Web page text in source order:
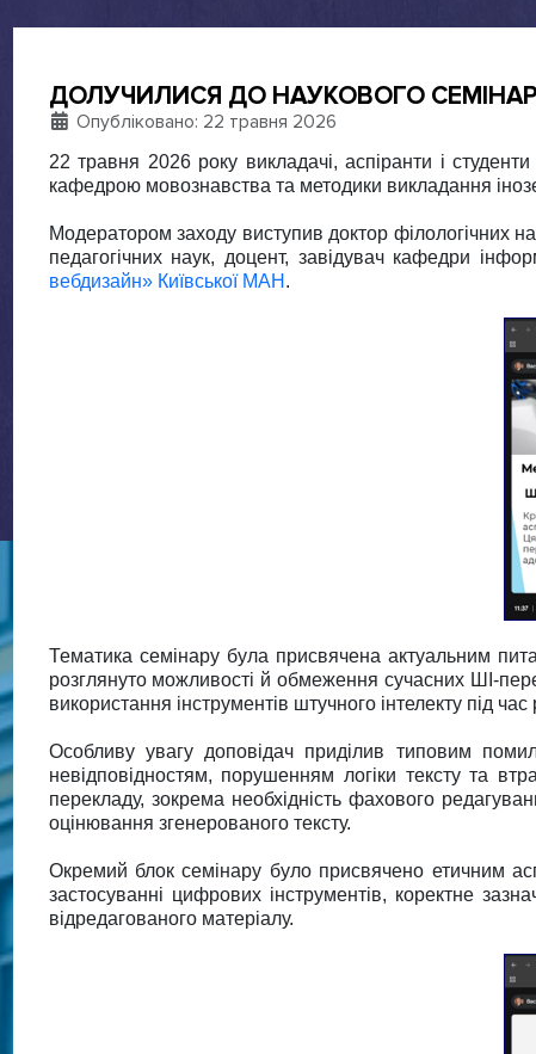
ДОЛУЧИЛИСЯ ДО НАУКОВОГО
Деталі
Опубліковано: 22 травня 2026
22 травня 2026 року викладачі, аспіранти і
кафедрою мовознавства та методики викладання
Модератором заходу виступив доктор філологічних
педагогічних наук, доцент, завідувач кафедри
вебдизайн» Київської МАН .
Тематика семінару була присвячена актуальним
розглянуто можливості й обмеження сучасних ШІ-
використання інструментів штучного інтелекту під
Особливу увагу доповідач приділив типовим
невідповідностям, порушенням логіки тексту та
перекладу, зокрема необхідність фахового
оцінювання згенерованого тексту.
Окремий блок семінару було присвячено етичним
застосуванні цифрових інструментів, коректне
відредагованого матеріалу.